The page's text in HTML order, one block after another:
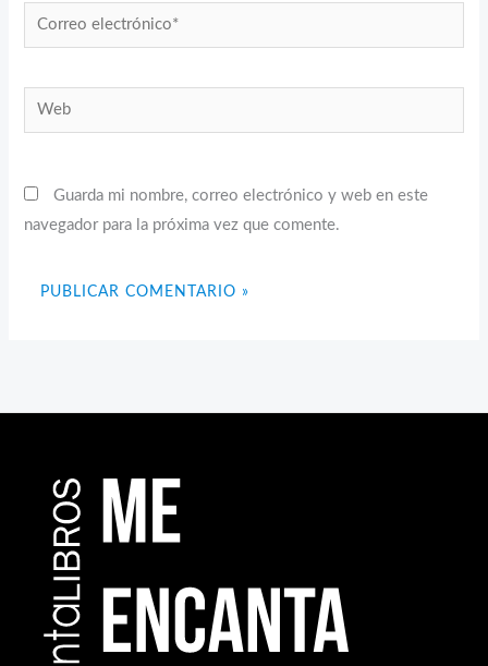
Correo
electrónico*
Web
Guarda mi nombre, correo electrónico y web en este
navegador para la próxima vez que comente.